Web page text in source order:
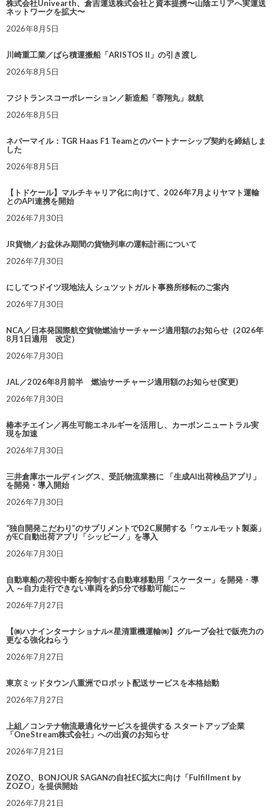
株式会社Univearth、倉吉運送株式会社と資本提携〜山陰エリアへ実運送
ネットワークを拡大〜
2026年8月5日
川崎重工業／ばら積運搬船「ARISTOS II」の引き渡し
2026年8月5日
フジトランスコーポレーション／新造船「蓉翔丸」就航
2026年8月5日
ネバーマイル：TGR Haas F1 Teamとのパートナーシップ契約を締結しま
した
2026年8月5日
【トドケール】マルチキャリア化に向けて、2026年7月よりヤマト運輸
とのAPI連携を開始
2026年7月30日
JR貨物／お盆休み期間の貨物列車の運転計画について
2026年7月30日
にしてつドイツ現地法人 シュツットガルト事務所移転のご案内
2026年7月30日
NCA／日本発国際航空貨物燃油サーチャージ適用額のお知らせ（2026年
8月1日適用 改定）
2026年7月30日
JAL／2026年8月前半 燃油サーチャージ適用額のお知らせ(変更)
2026年7月30日
椿本チエイン／再生可能エネルギーを活用し、カーボンニュートラル実
現を加速
2026年7月30日
三井倉庫ホールディングス、受託物流業務に 「生成AI出荷検品アプリ」
を開発・導入開始
2026年7月30日
“独自開発こだわり”のサプリメントでD2C展開する「ウェルモット製薬」
がEC自動出荷アプリ「シッピーノ」を導入
2026年7月30日
自動車船の荷役中断を抑制する自動車移動用「スケーター」を開発・導
入 ～自力走行できない車両を約5分で移動可能に～
2026年7月27日
【㈱ハナインターナショナル×星清重機運輸㈱】グループ会社で販売力の
更なる強化ねらう
2026年7月27日
東京ミッドタウン八重洲でロボット配送サービスを本格始動
2026年7月27日
上組／コンテナ物流最適化サービスを提供する スタートアップ企業
「OneStream株式会社」への出資のお知らせ
2026年7月21日
ZOZO、BONJOUR SAGANの自社EC拡大に向け「Fulfillment by
ZOZO」を提供開始
2026年7月21日